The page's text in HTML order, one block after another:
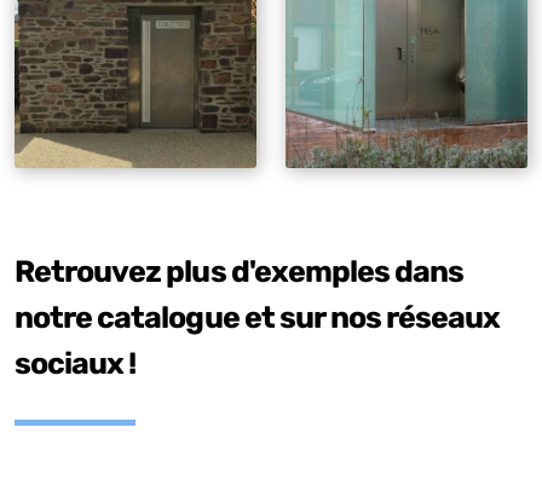
Retrouvez plus d'exemples dans
notre catalogue et sur nos réseaux
sociaux !